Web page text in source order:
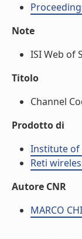
Note
ISI Web of
Titolo
Channel
Prodotto di
Institute of
Reti
Autore CNR
MARCO